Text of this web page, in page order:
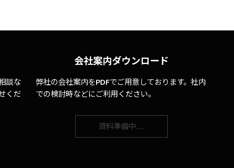
談な
くだ
会社案内ダウンロード
弊社の会社案内をPDFでご用意しております。社内
での検討時などにご利用ください。
資料準備中…